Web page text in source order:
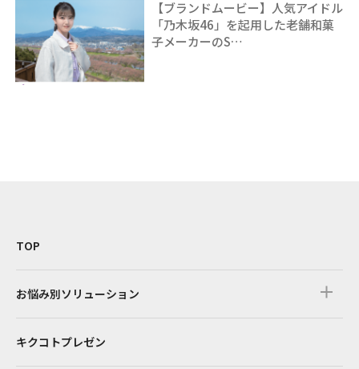
【ブランドムービー】人気アイドル
「乃木坂46」を起用した老舗和菓
子メーカーのS…
TOP
お悩み別ソリューション
キクコトプレゼン